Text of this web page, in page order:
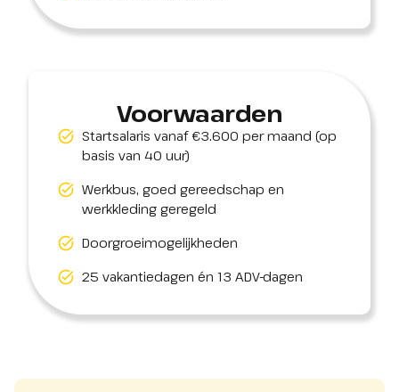
Voorwaarden
Startsalaris vanaf €3.600 per maand (op
basis van 40 uur)
Werkbus, goed gereedschap en
werkkleding geregeld
Doorgroeimogelijkheden
25 vakantiedagen én 13 ADV-dagen